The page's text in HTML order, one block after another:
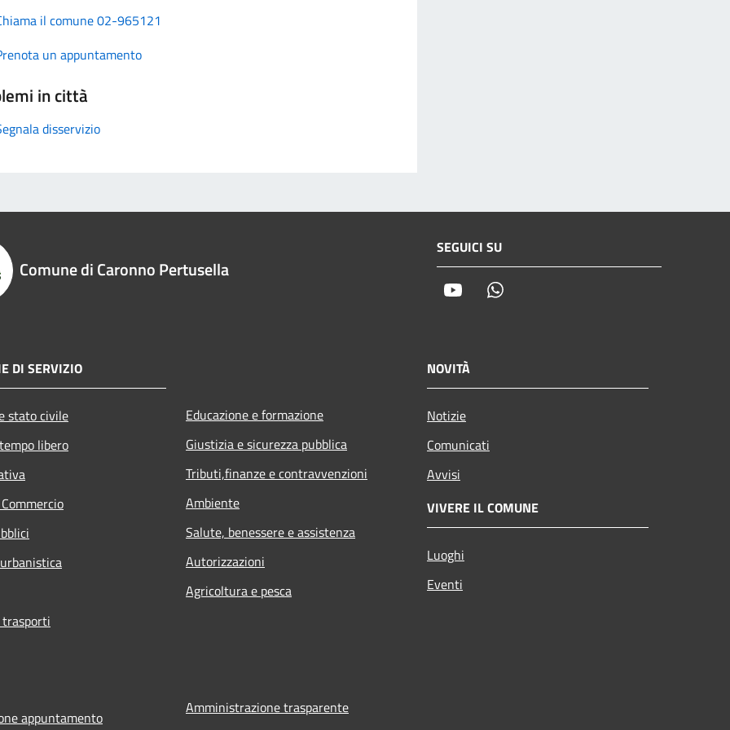
il comune 02-965121
un appuntamento
in città
disservizio
Comune di Caronno Pertusella
SEGUICI SU
Youtube
DI SERVIZIO
stato civile
libero
Educazione e formazione
Giustizia e sicurezza pubblica
Tributi,finanze e contravvenzioni
Ambiente
Salute, benessere e assistenza
Autorizzazioni
Agricoltura e pesca
NOVITÀ
Notizie
Comunicati
Avvisi
VIVERE IL COMUNE
Luoghi
Eventi
appuntamento
Amministrazione trasparente